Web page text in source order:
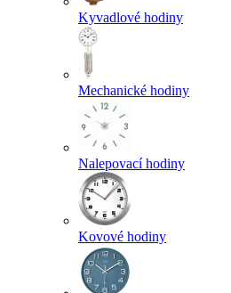
Kyvadlové hodiny
Mechanické hodiny
Nalepovací hodiny
Kovové hodiny